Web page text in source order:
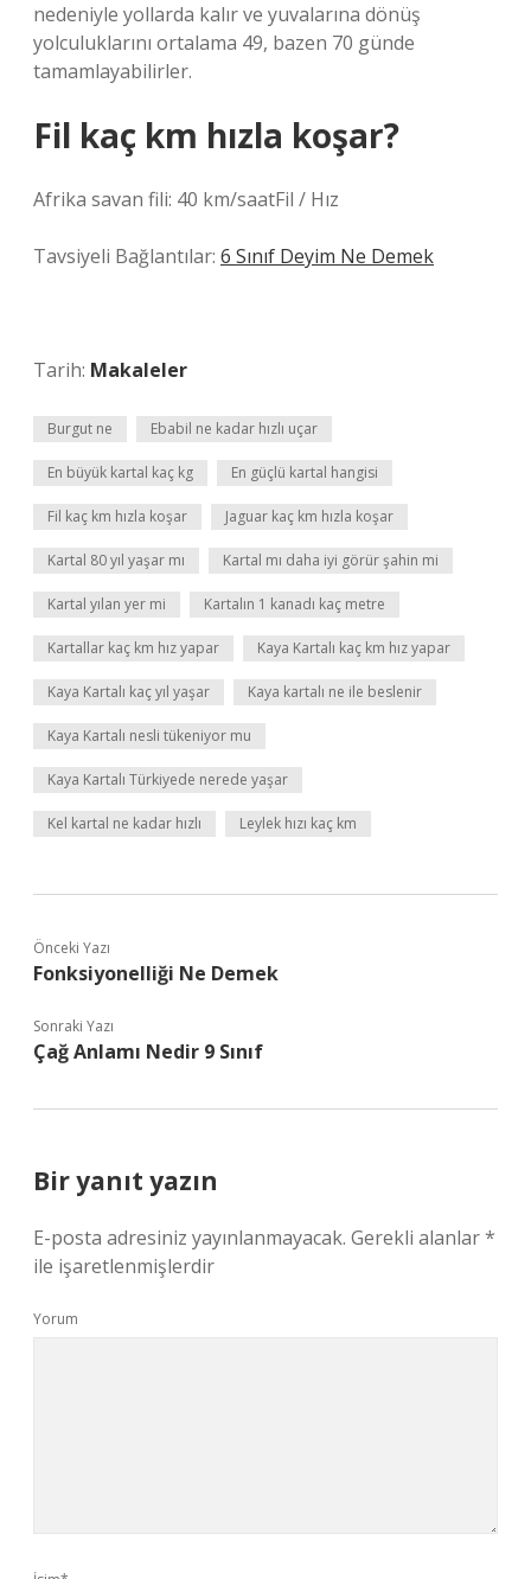
nedeniyle yollarda kalır ve yuvalarına dönüş
yolculuklarını ortalama 49, bazen 70 günde
tamamlayabilirler.
Fil kaç km hızla koşar?
Afrika savan fili: 40 km/saatFil / Hız
Tavsiyeli Bağlantılar: 6 Sınıf Deyim Ne Demek
Tarih: Makaleler
Burgut ne Ebabil ne kadar hızlı uçar
En büyük kartal kaç kg En güçlü kartal hangisi
Fil kaç km hızla koşar Jaguar kaç km hızla koşar
Kartal 80 yıl yaşar mı Kartal mı daha iyi görür şahin mi
Kartal yılan yer mi Kartalın 1 kanadı kaç metre
Kartallar kaç km hız yapar Kaya Kartalı kaç km hız yapar
Kaya Kartalı kaç yıl yaşar Kaya kartalı ne ile beslenir
Kaya Kartalı nesli tükeniyor mu
Kaya Kartalı Türkiyede nerede yaşar
Kel kartal ne kadar hızlı Leylek hızı kaç km
Önceki Yazı
Fonksiyonelliği Ne Demek
Sonraki Yazı
Çağ Anlamı Nedir 9 Sınıf
Bir yanıt yazın
E-posta adresiniz yayınlanmayacak. Gerekli alanlar*
ile işaretlenmişlerdir
Yorum